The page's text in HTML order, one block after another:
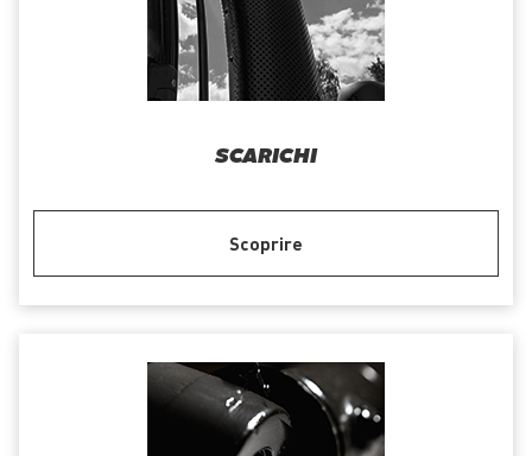
SCARICHI
Scoprire